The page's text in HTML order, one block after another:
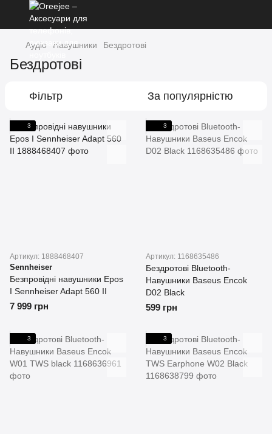
Аудіо Навушники Бездротові
Бездротові
Фільтр За популярністю
3
Артикул: 1888468407
Sennheiser
Безпровідні навушники Epos
I Sennheiser Adapt 560 II
7 999 грн
3
Артикул: 1168635486
Бездротові Bluetooth-
Навушники Baseus Encok
D02 Black
599 грн
3 3